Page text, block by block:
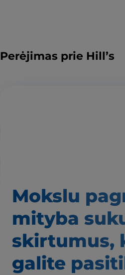
Perėjimas prie Hill’s
Mokslu
mityba
skirtumus,
galite